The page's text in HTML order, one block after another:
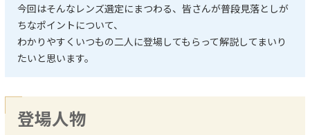
今回はそんなレンズ選定にまつわる、皆さんが普段見落としが
ちなポイントについて、
わかりやすくいつもの二人に登場してもらって解説してまいり
たいと思います。
登場人物